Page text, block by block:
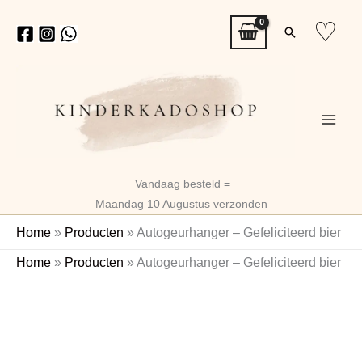
naar
Zoeken
♡
Vandaag besteld =
Maandag 10 Augustus verzonden
Home » Producten »Autogeurhanger – Gefeliciteerd bier
Home » Producten »Autogeurhanger – Gefeliciteerd bier
Autogeurhanger